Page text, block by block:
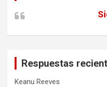
Respuestas
Keanu Reeves